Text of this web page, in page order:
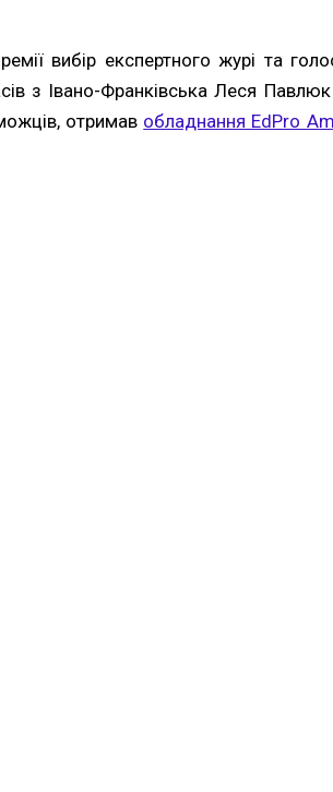
вибір експертного журі та
з Івано-Франківська Леся
отримав обладнання EdPro